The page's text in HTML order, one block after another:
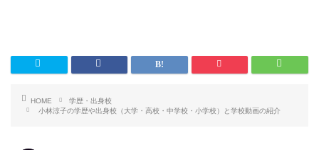
HOME
学歴・出身校
小林涼子の学歴や出身校（大学・高校・中学校・小学校）と学校動画の紹介